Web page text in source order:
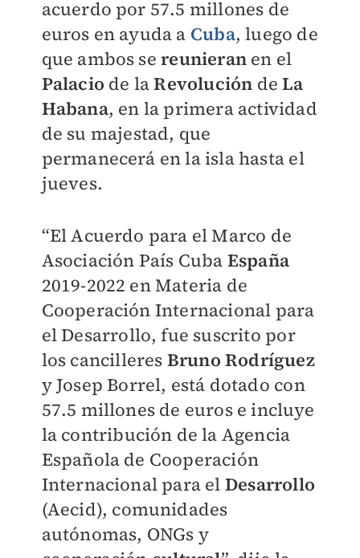
acuerdo por 57.5 millones de
euros en ayuda a Cuba, luego de
que ambos sereunieran en el
Palacio de laRevolución deLa
Habana, en la primera actividad
de su majestad, que
permanecerá en la isla hasta el
jueves.
“El Acuerdo para el Marco de
Asociación País Cuba España
2019-2022 en Materia de
Cooperación Internacional para
el Desarrollo, fue suscrito por
los cancilleres Bruno Rodríguez
y Josep Borrel, está dotado con
57.5 millones de euros e incluye
la contribución de la Agencia
Española de Cooperación
Internacional para el Desarrollo
(Aecid), comunidades
autónomas, ONGs y